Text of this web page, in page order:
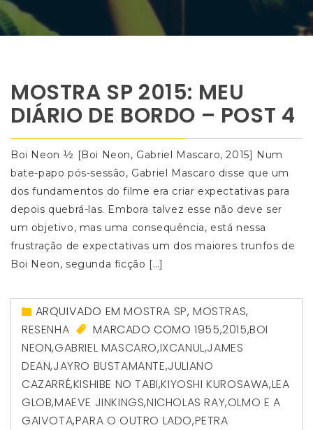
MOSTRA SP 2015: MEU
DIÁRIO DE BORDO – POST 4
Boi Neon ½ [Boi Neon, Gabriel Mascaro, 2015] Num
bate-papo pós-sessão, Gabriel Mascaro disse que um
dos fundamentos do filme era criar expectativas para
depois quebrá-las. Embora talvez esse não deve ser
um objetivo, mas uma consequência, está nessa
frustração de expectativas um dos maiores trunfos de
Boi Neon, segunda ficção […]
ARQUIVADO EMMOSTRA SP,MOSTRAS,
RESENHA
MARCADO COMO1955,2015,BOI
NEON,GABRIEL MASCARO,IXCANUL,JAMES
DEAN,JAYRO BUSTAMANTE,JULIANO
CAZARRÉ,KISHIBE NO TABI,KIYOSHI KUROSAWA,LEA
GLOB,MAEVE JINKINGS,NICHOLAS RAY,OLMO E A
GAIVOTA,PARA O OUTRO LADO,PETRA